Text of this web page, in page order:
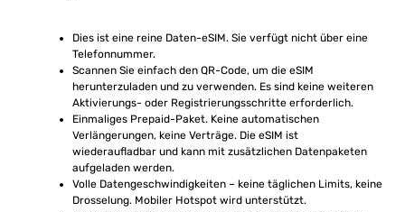
Dies ist eine reine Daten-eSIM. Sie verfügt nicht über eine
Telefonnummer.
Scannen Sie einfach den QR-Code, um die eSIM
herunterzuladen und zu verwenden. Es sind keine weiteren
Aktivierungs- oder Registrierungsschritte erforderlich.
Einmaliges Prepaid-Paket. Keine automatischen
Verlängerungen, keine Verträge. Die eSIM ist
wiederaufladbar und kann mit zusätzlichen Datenpaketen
aufgeladen werden.
Volle Datengeschwindigkeiten – keine täglichen Limits, keine
Drosselung. Mobiler Hotspot wird unterstützt.